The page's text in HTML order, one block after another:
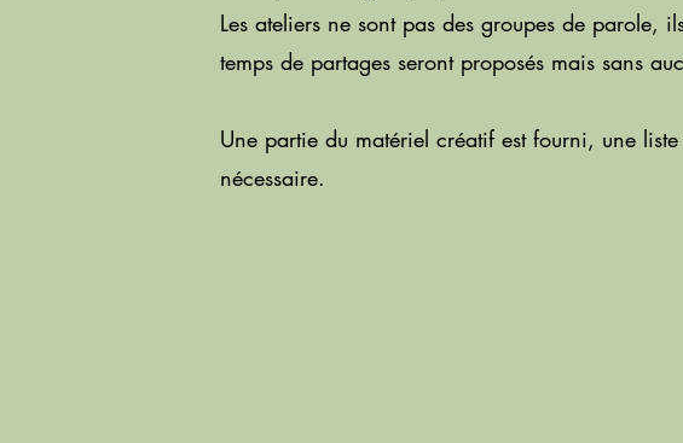
Les ateliers ne sont pas des groupes de parole,
temps de partages seront proposés mais sans
Une partie du matériel créatif est fourni, une
nécessaire.